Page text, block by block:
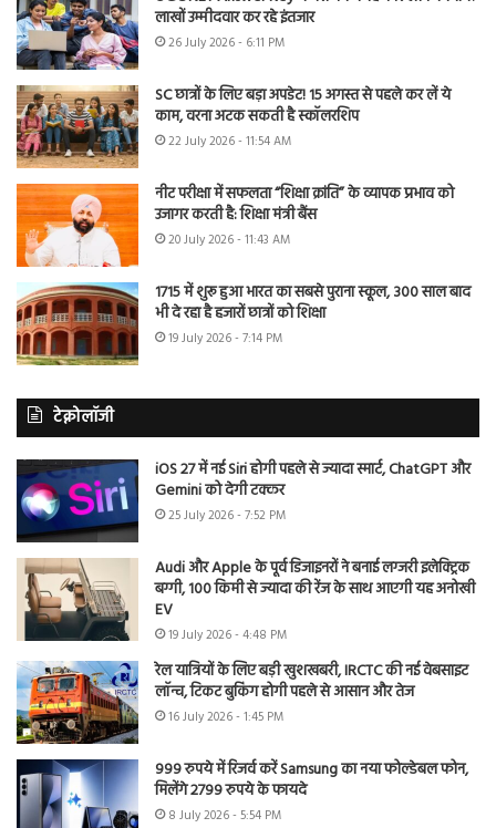
लाखों उम्मीदवार कर रहे इंतजार
26 July 2026 - 6:11 PM
SC छात्रों के लिए बड़ा अपडेट! 15 अगस्त से पहले कर लें ये
काम, वरना अटक सकती है स्कॉलरशिप
22 July 2026 - 11:54 AM
नीट परीक्षा में सफलता “शिक्षा क्रांति” के व्यापक प्रभाव को
उजागर करती है: शिक्षा मंत्री बैंस
20 July 2026 - 11:43 AM
1715 में शुरू हुआ भारत का सबसे पुराना स्कूल, 300 साल बाद
भी दे रहा है हजारों छात्रों को शिक्षा
19 July 2026 - 7:14 PM
टेक्नोलॉजी
iOS 27 में नई Siri होगी पहले से ज्यादा स्मार्ट, ChatGPT और
Gemini को देगी टक्कर
25 July 2026 - 7:52 PM
Audi और Apple के पूर्व डिजाइनरों ने बनाई लग्जरी इलेक्ट्रिक
बग्गी, 100 किमी से ज्यादा की रेंज के साथ आएगी यह अनोखी
EV
19 July 2026 - 4:48 PM
रेल यात्रियों के लिए बड़ी खुशखबरी, IRCTC की नई वेबसाइट
लॉन्च, टिकट बुकिंग होगी पहले से आसान और तेज
16 July 2026 - 1:45 PM
999 रुपये में रिजर्व करें Samsung का नया फोल्डेबल फोन,
मिलेंगे 2799 रुपये के फायदे
8 July 2026 - 5:54 PM